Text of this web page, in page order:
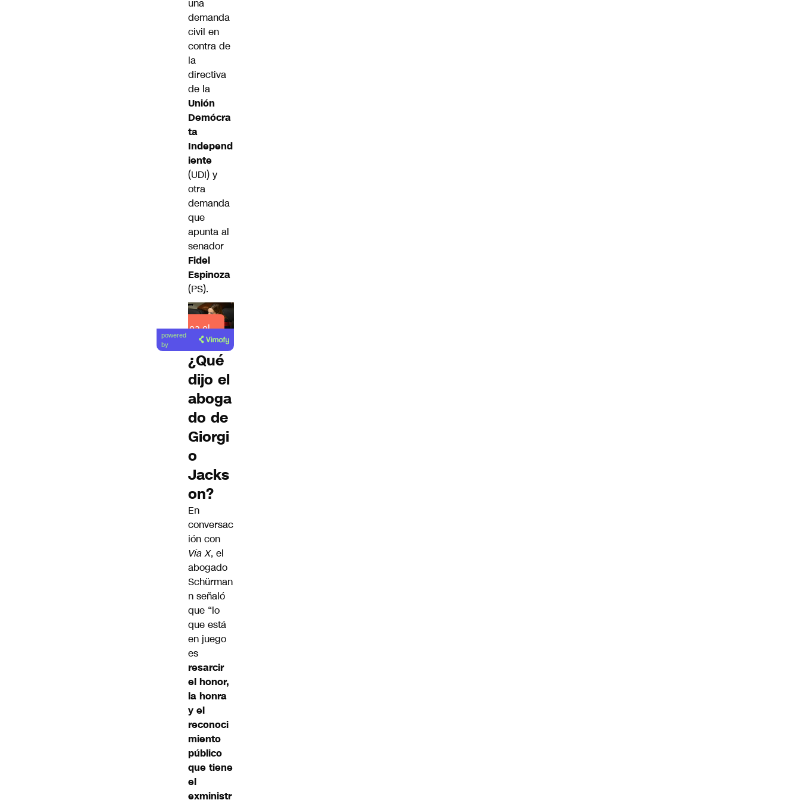
una
demanda
civil en
contra de
la
directiva
de la
Unión
Demócra
ta
Independ
iente
(UDI) y
otra
demanda
que
apunta al
senador
Fidel
Espinoza
(PS).
Lea el
artículo
powered
by
¿Qué
dijo el
aboga
do de
Giorgi
o
Jacks
on?
En
conversac
ión con
Vía X, el
abogado
Schürman
n señaló
que “lo
que está
en juego
es
resarcir
el honor,
la honra
y el
reconoci
miento
público
que tiene
el
exministr